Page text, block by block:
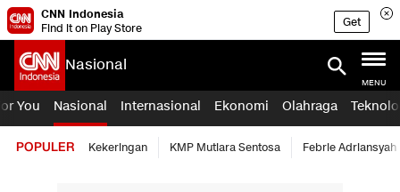
CNN Indonesia
Find it on Play Store
Get
Nasional
MENU
You Nasional Internasional Ekonomi Olahraga
POPULER Kekeringan KMP Mutiara Sentosa Febrie Adriansyah